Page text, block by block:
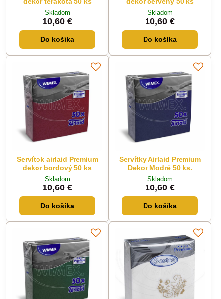
Skladom
10,60 €
Do košíka
Skladom
10,60 €
Do košíka
Servítok airlaid Premium
dekor bordový 50 ks
Skladom
10,60 €
Do košíka
Servítky Airlaid Premium
Dekor Modré 50 ks.
Skladom
10,60 €
Do košíka